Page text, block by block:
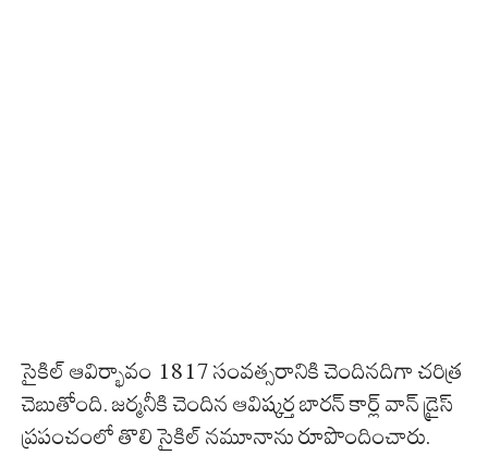
సైకిల్ ఆవిర్భావం 1817 సంవత్సరానికి చెందినదిగా చరిత్ర
చెబుతోంది. జర్మనీకి చెందిన ఆవిష్కర్త బారన్ కార్ల్ వాన్ డ్రైస్
ప్రపంచంలో తొలి సైకిల్ నమూనాను రూపొందించారు.